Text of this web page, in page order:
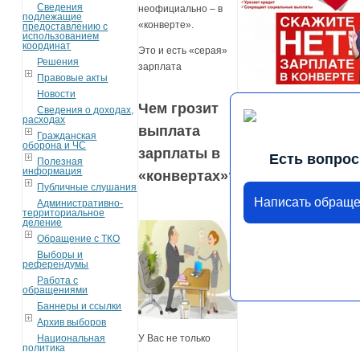
Сведения
подлежащие
предоставлению с
использованием
координат
Решения
Правовые акты
Новости
Сведения о доходах,
расходах
Гражданская
оборона и ЧС
Полезная
информация
Публичные слушания
Административно-
территориальное
деление
Обращение с ТКО
Выборы и
референдумы
Работа с
обращениями
Баннеры и ссылки
Архив выборов
Национальная
политика
неофициально – в
«конверте».
Это и есть «серая»
зарплата
Чем грозит
выплата
зарплаты в
«конвертах»?
У Вас не только
Есть
Написать